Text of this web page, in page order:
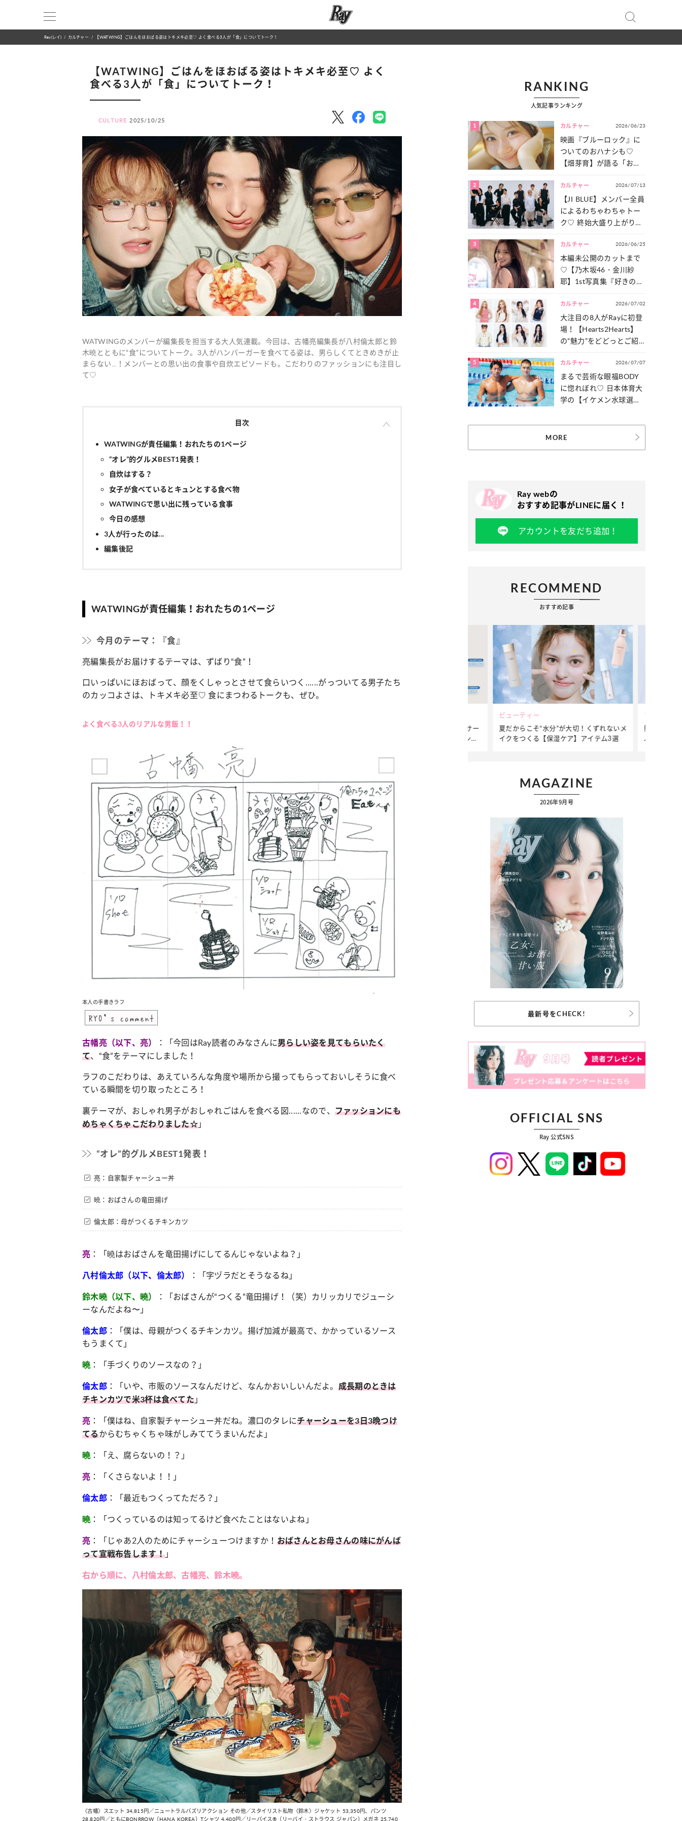
Ray(レイ) カルチャー 【WATWING】ごはんをほおばる姿はトキメキ必至♡ よく食べる3人が「食」についてトーク！
【WATWING】ごはんをほおばる姿はトキメキ必至♡ よく
食べる3人が「食」についてトーク！
CULTURE 2025/10/25
WATWINGのメンバーが編集長を担当する大人気連載。今回は、古幡亮編集長が八村倫太郎と鈴
木曉とともに“食”についてトーク。3人がハンバーガーを食べてる姿は、男らしくてときめきが止
まらない...！メンバーとの思い出の食事や自炊エピソードも。こだわりのファッションにも注目し
て♡
目次
WATWINGが責任編集！おれたちの1ページ
“オレ”的グルメBEST1発表！
自炊はする？
女子が食べているとキュンとする食べ物
WATWINGで思い出に残っている食事
今日の感想
3人が行ったのは...
編集後記
WATWINGが責任編集！おれたちの1ページ
今月のテーマ：『食』
亮編集長がお届けするテーマは、ずばり“食”！
口いっぱいにほおばって、顔をくしゃっとさせて食らいつく......がっついてる男子たち
のカッコよさは、トキメキ必至♡ 食にまつわるトークも、ぜひ。
よく食べる3人のリアルな男飯！！
本人の手書きラフ
RYO’s comment
古幡亮（以下、亮） ：「今回はRay読者のみなさんに男らしい姿を見てもらいたく
て、“食”をテーマにしました！
ラフのこだわりは、あえていろんな角度や場所から撮ってもらっておいしそうに食べ
ている瞬間を切り取ったところ！
裏テーマが、おしゃれ男子がおしゃれごはんを食べる図......なので、 ファッションにも
めちゃくちゃこだわりました☆」
“オレ”的グルメBEST1発表！
亮：自家製チャーシュー丼
曉：おばさんの竜田揚げ
倫太郎：母がつくるチキンカツ
亮 ：「曉はおばさんを竜田揚げにしてるんじゃないよね？」
八村倫太郎（以下、倫太郎） ：「字ヅラだとそうなるね」
鈴木曉（以下、曉）
：「おばさんが“つくる”竜田揚げ！（笑）カリッカリでジューシ
ーなんだよね〜」
倫太郎：「僕は、母親がつくるチキンカツ。揚げ加減が最高で、かかっているソース
もうまくて」
曉：「手づくりのソースなの？」
倫太郎：「いや、市販のソースなんだけど、なんかおいしいんだよ。 成長期のときは
チキンカツで米3杯は食べてた」
亮 ：「僕はね、自家製チャーシュー丼だね。濃口のタレにチャーシューを3日3晩つけ
てるからむちゃくちゃ味がしみててうまいんだよ」
曉：「え、腐らないの！？」
亮 ：「くさらないよ！！」
倫太郎：「最近もつくってただろ？」
曉：「つくっているのは知ってるけど食べたことはないよね」
亮 ：「じゃあ2人のためにチャーシューつけますか！ おばさんとお母さんの味にがんば
って宣戦布告します！」
右から順に、八村倫太郎、古幡亮、鈴木曉。
〈古幡〉スエット 34,815円／ニュートラルバズリアクション その他／スタイリスト私物〈鈴木〉ジャケット 53,350円、パンツ
28,820円／ともにBONRROW（HANA KOREA）Tシャツ 4,400円／リーバイス®（リーバイ・ストラウス ジャパン）メガネ 25,740
RANKING
人気記事ランキング
1 カルチャー 2026/06/23
映画『ブルーロック』に
ついてのおハナシも♡
【畑芽育】が語る「お仕
は？
2 カルチャー 2026/07/13
【JI BLUE】メンバー全員
によるわちゃわちゃトー
ク♡ 終始大盛り上がりだ
一気見せ！
3 カルチャー 2026/06/25
本編未公開のカットまで
♡【乃木坂46・金川紗
耶】1st写真集『好きのグ
たっぷりとお届け！
4 カルチャー 2026/07/02
大注目の8人がRayに初登
場！【Hearts2Hearts】
の“魅力”をどどっとご紹
5 カルチャー 2026/07/07
まるで芸術な眼福BODY
に惚れぼれ♡ 日本体育大
学の【イケメン水球選
MORE
Ray webの
おすすめ記事がLINEに届く！
アカウントを友だち追加！
RECOMMEND
おすすめ記事
“憧れワンピ”を着るきっかけに♡ おしゃ
【Dリーグ】Ray世代注目のプロダンサー
集団♡ 各チームを彩る「イケメンダンサ
ビューティー
夏だからこそ“水分”が大切！くずれないメ
イクをつくる【保湿ケア】アイテム3選
ファッション
簡単アレン
ぷりの【そ
MAGAZINE
2026年9月号
最新号をCHECK!
OFFICIAL SNS
Ray 公式SNS